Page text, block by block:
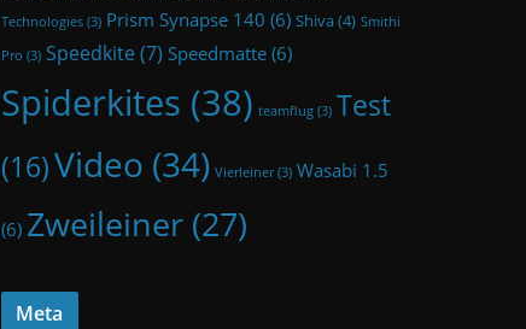
Technologies (3) Prism Synapse 140 (6) Shiva(4) Smithi
Pro (3) Speedkite (7) Speedmatte(6)
Spiderkites (38) teamflug (3) Test
(16)Video (34) Vierleiner(3) Wasabi 1.5
(6) Zweileiner (27)
Meta